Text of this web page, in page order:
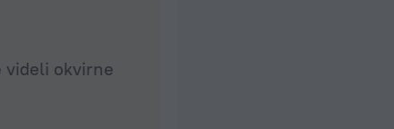
videli okvirne